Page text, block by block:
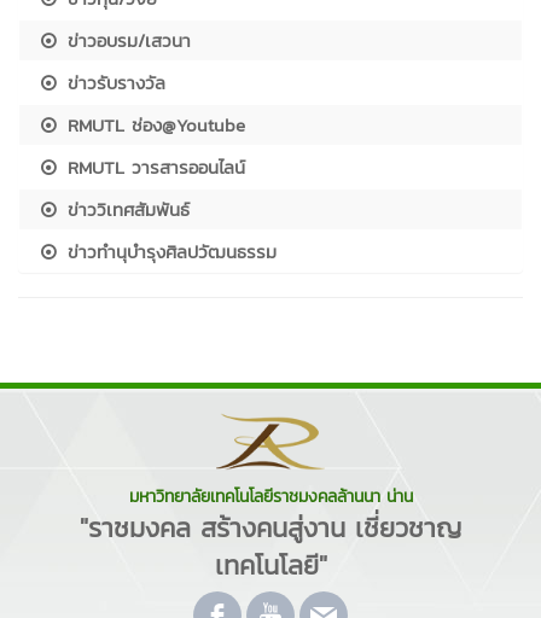
ข่าวอบรม/เสวนา
ข่าวรับรางวัล
RMUTL ช่อง@Youtube
RMUTL วารสารออนไลน์
ข่าววิเทศสัมพันธ์
ข่าวทำนุบำรุงศิลปวัฒนธรรม
มหาวิทยาลัยเทคโนโลยีราชมงคลล้านนา น่าน
"ราชมงคล สร้างคนสู่งาน เชี่ยวชาญ
เทคโนโลยี"